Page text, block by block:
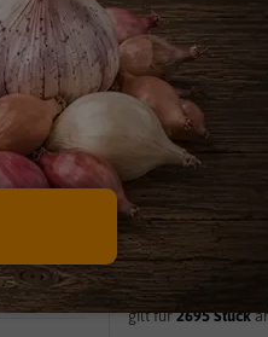
Niedrigster Preis
* inkl. 7% MwSt.
sofort lieferbar
gilt für2695Stück